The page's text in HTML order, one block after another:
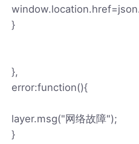
}
},
error:function(){
layer.msg("网络故障");
}